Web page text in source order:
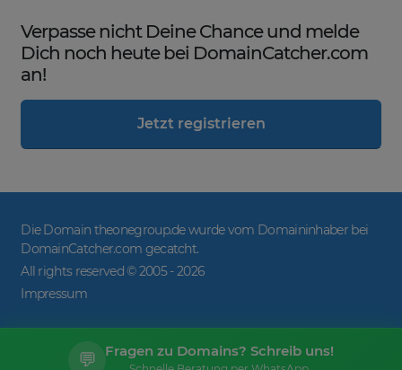
Verpasse nicht Deine Chance und melde
Dich noch heute bei DomainCatcher.com
an!
Jetzt registrieren
Die Domain theonegroup.de wurde vom Domaininhaber bei
DomainCatcher.com gecatcht.
All rights reserved © 2005 -2026
Impressum
💬 Fragen zu Domains? Schreib uns!